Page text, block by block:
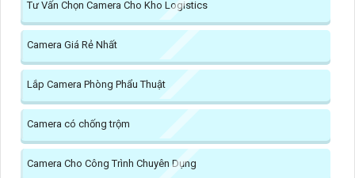
Tư Vấn Chọn Camera Cho Kho Logistics
Camera Giá Rẻ Nhất
Lắp Camera Phòng Phẩu Thuật
Camera có chống trộm
Camera Cho Công Trình Chuyên Dụng